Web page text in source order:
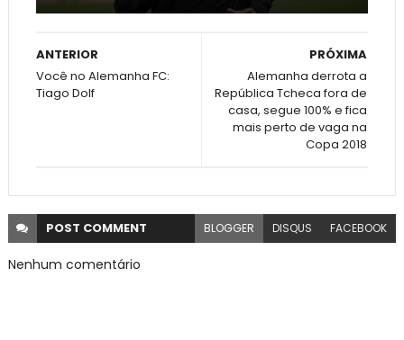
PRÓXIMA
Alemanha derrota a
República Tcheca fora de
casa, segue 100% e fica
mais perto de vaga na
Copa 2018
ANTERIOR
Você no Alemanha FC:
Tiago Dolf
POST COMMENT BLOGGER DISQUS FACEBOOK
Nenhum comentário